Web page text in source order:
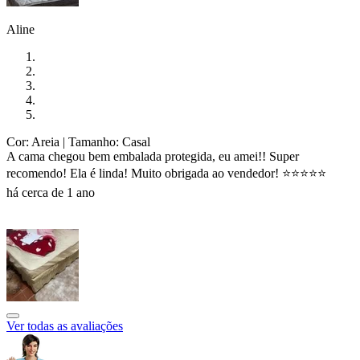
Aline
Cor: Areia | Tamanho: Casal
A cama chegou bem embalada protegida, eu amei!! Super
recomendo! Ela é linda! Muito obrigada ao vendedor! ⭐️⭐️⭐️⭐️⭐️
há cerca de 1 ano
Ver todas as avaliações